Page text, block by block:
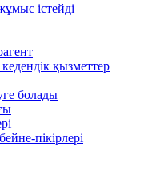
істейді
қызметтер
болады
пікірлері